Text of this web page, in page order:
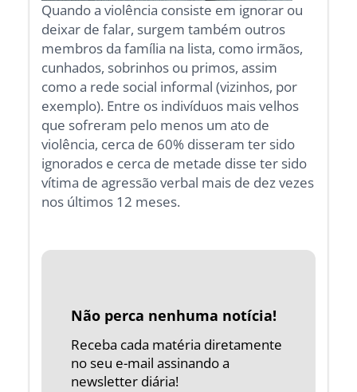
Quando a violência consiste em ignorar ou
deixar de falar, surgem também outros
membros da família na lista, como irmãos,
cunhados, sobrinhos ou primos, assim
como a rede social informal (vizinhos, por
exemplo). Entre os indivíduos mais velhos
que sofreram pelo menos um ato de
violência, cerca de 60% disseram ter sido
ignorados e cerca de metade disse ter sido
vítima de agressão verbal mais de dez vezes
nos últimos 12 meses.
Não perca nenhuma notícia!
Receba cada matéria diretamente
no seu e-mail assinando a
newsletter diária!